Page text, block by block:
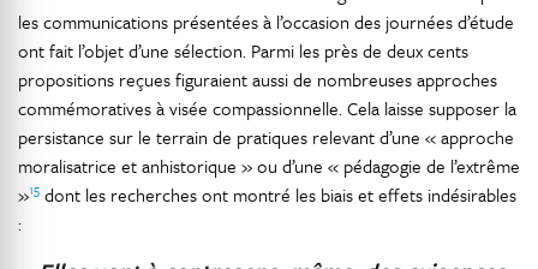
les communications présentées à l’occasion des journées d’étude
ont fait l’objet d’une sélection. Parmi les près de deux cents
propositions reçues figuraient aussi de nombreuses approches
commémoratives à visée compassionnelle. Cela laisse supposer la
persistance sur le terrain de pratiques relevant d’une « approche
moralisatrice et anhistorique » ou d’une « pédagogie de l’extrême
»15 dont les recherches ont montré les biais et effets indésirables
: